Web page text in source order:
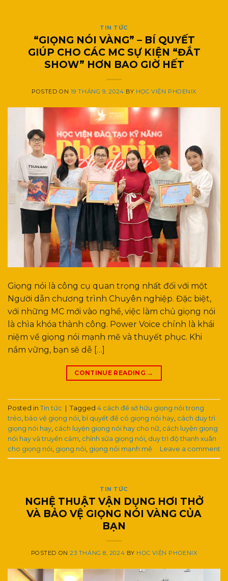
TIN TỨC
“GIỌNG NÓI VÀNG” – BÍ QUYẾT
GIÚP CHO CÁC MC SỰ KIỆN “ĐẮT
SHOW” HƠN BAO GIỜ HẾT
POSTED ON 19 THÁNG 9, 2024 BY HỌC VIỆN PHOENIX
Giọng nói là công cụ quan trọng nhất đối với một
Người dẫn chương trình Chuyên nghiệp. Đặc biệt,
với những MC mới vào nghề, việc làm chủ giọng nói
là chìa khóa thành công. Power Voice chính là khái
niệm về giọng nói mạnh mẽ và thuyết phục. Khi
nắm vững, bạn sẽ dễ […]
CONTINUE READING →
Posted in Tin tức | Tagged 4 cách để sở hữu giọng nói trong
trẻo bảo vệ giọng nói bí quyết để có giọng nói hay cách duy trì
giọng nói hay cách luyện giọng nói hay cho nữ cách luyện giọng
nói hay và truyền cảm chỉnh sửa giọng nói duy trì độ thanh xuân
cho giọng nói giọng nói giọng nói mạnh mẽ Leave a comment
TIN TỨC
NGHỆ THUẬT VẬN DỤNG HƠI THỞ
VÀ BẢO VỆ GIỌNG NÓI VÀNG CỦA
BẠN
POSTED ON23 THÁNG 8, 2024 BY HỌC VIỆN PHOENIX